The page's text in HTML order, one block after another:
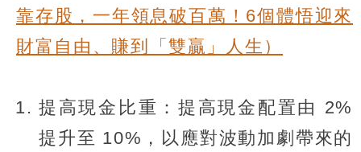
靠存股，一年領息破百萬！6個體悟迎來
財富自由、賺到「雙贏」人生）
提高現金比重：提高現金配置由 2%
提升至 10%，以應對波動加劇帶來的